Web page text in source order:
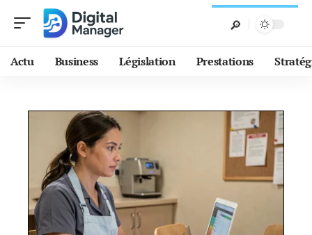
Actu Business Législation Prestations